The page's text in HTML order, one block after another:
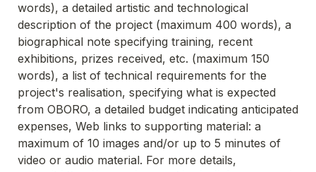
words), a detailed artistic and technological
description of the project (maximum 400 words), a
biographical note specifying training, recent
exhibitions, prizes received, etc. (maximum 150
words), a list of technical requirements for the
project's realisation, specifying what is expected
from OBORO, a detailed budget indicating anticipated
expenses, Web links to supporting material: a
maximum of 10 images and/or up to 5 minutes of
video or audio material. For more details,